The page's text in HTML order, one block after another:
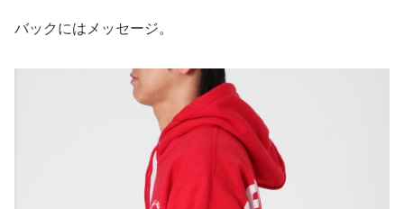
バックにはメッセージ。